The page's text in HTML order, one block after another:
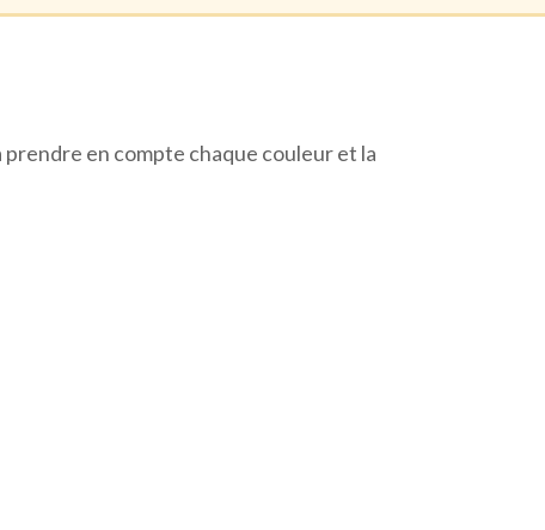
en compte chaque couleur et la